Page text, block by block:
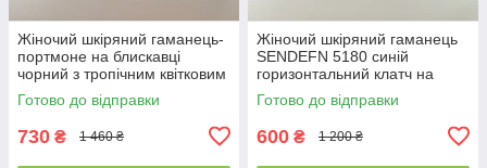
Жіночий шкіряний гаманець-
портмоне на блискавці
чорний з тропічним квітковим
розписом
Готово до відправки
730 ₴ 1 460 ₴
Жіночий шкіряний гаманець
SENDEFN 5180 синій
горизонтальний клатч на
кнопці
Готово до відправки
600 ₴ 1 200 ₴